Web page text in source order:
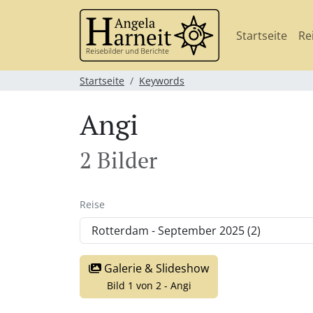
Startseite
Startseite Keywords
Angi
2 Bilder
Reise
Galerie & Slideshow
Bild 1 von 2 - Angi